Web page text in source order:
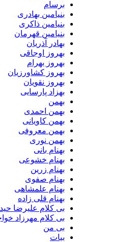
بنیامین بهادری
بنیامین ذاکری
بنیامین قهرمان
بهادر آذریان
بهروز اوجاقی
بهروز بهرام
بهروز کشاورزیان
بهروز نقویان
بهزاد پارسایی
بهمن احمدی
بهمن کاویانی
بهمن معروفی
بهمن نوری
بهنام بانی
بهنام خشوعی
بهنام زرین
بهنام صفوی
بهنام علمشاهی
بهنام قلی زاده
بی کلام علیرضا حیدری
بی کلام مهرزاد خواجه امیری